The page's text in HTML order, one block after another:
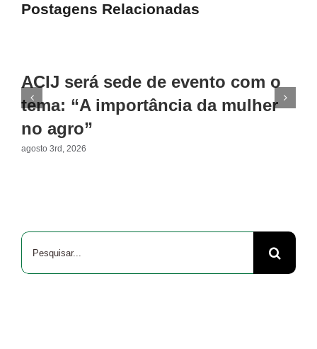
Postagens Relacionadas
ACIJ será sede de evento com o
tema: “A importância da mulher
no agro”
agosto 3rd, 2026
Buscar
resultados